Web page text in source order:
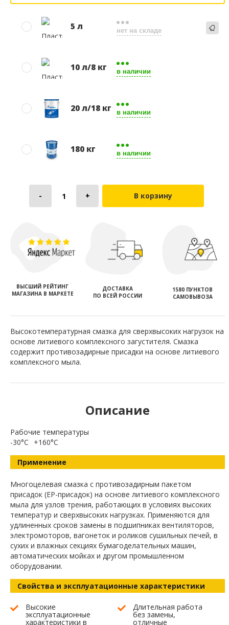
5 л нет на складе
10 л/8 кг в наличии
20 л/18 кг в наличии
180 кг в наличии
В корзину
ВЫСШИЙ РЕЙТИНГ
МАГАЗИНА В МАРКЕТЕ
ДОСТАВКА
ПО ВСЕЙ РОССИИ
1580 ПУНКТОВ
САМОВЫВОЗА
Высокотемпературная смазка для сверхвысоких нагрузок на
основе литиевого комплексного загустителя. Смазка
содержит противозадирные присадки на основе литиевого
комплексного мыла.
Описание
Рабочие температуры
-30°C
+160°C
Применение
Многоцелевая смазка с противозадирным пакетом
присадок (EP-присадок) на основе литиевого комплексного
мыла для узлов трения, работающих в условиях высоких
температур и сверхвысоких нагрузках. Применяются для
удлиненных сроков замены в подшипниках вентиляторов,
электромоторов, вагонеток и роликов сушильных печей, в
сухих и влажных секциях бумагоделательных машин,
автоматических мойках и другом промышленном
оборудовании.
Свойства и эксплуатационные характеристики
Высокие
эксплуатационные
характеристики в
Длительная работа
без замены,
отличные